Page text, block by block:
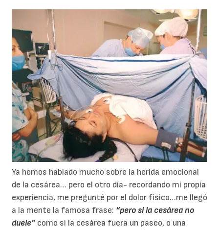
Ya hemos hablado mucho sobre la herida emocional
de la cesárea… pero el otro día- recordando mi propia
experiencia, me pregunté por el dolor físico…me llegó
a la mente la famosa frase: “pero si la cesárea no
duele”como si la cesárea fuera un paseo, o una